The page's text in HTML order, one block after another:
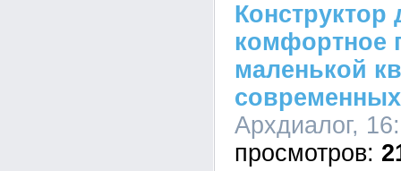
Конструктор
комфортное
маленькой
Архдиалог,